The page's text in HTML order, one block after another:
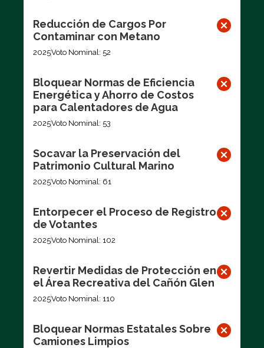
Reducción de Cargos Por
Contaminar con Metano
2025Voto Nominal: 52
Bloquear Normas de Eficiencia
Energética y Ahorro de Costos
para Calentadores de Agua
2025Voto Nominal: 53
Socavar la Preservación del
Patrimonio Cultural Marino
2025Voto Nominal: 61
Entorpecer el Proceso de Registro
de Votantes
2025Voto Nominal: 102
Revertir Medidas de Protección en
el Área Recreativa del Cañón Glen
2025Voto Nominal: 110
Bloquear Normas Estatales Sobre
Camiones Limpios